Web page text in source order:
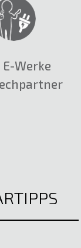
Werke